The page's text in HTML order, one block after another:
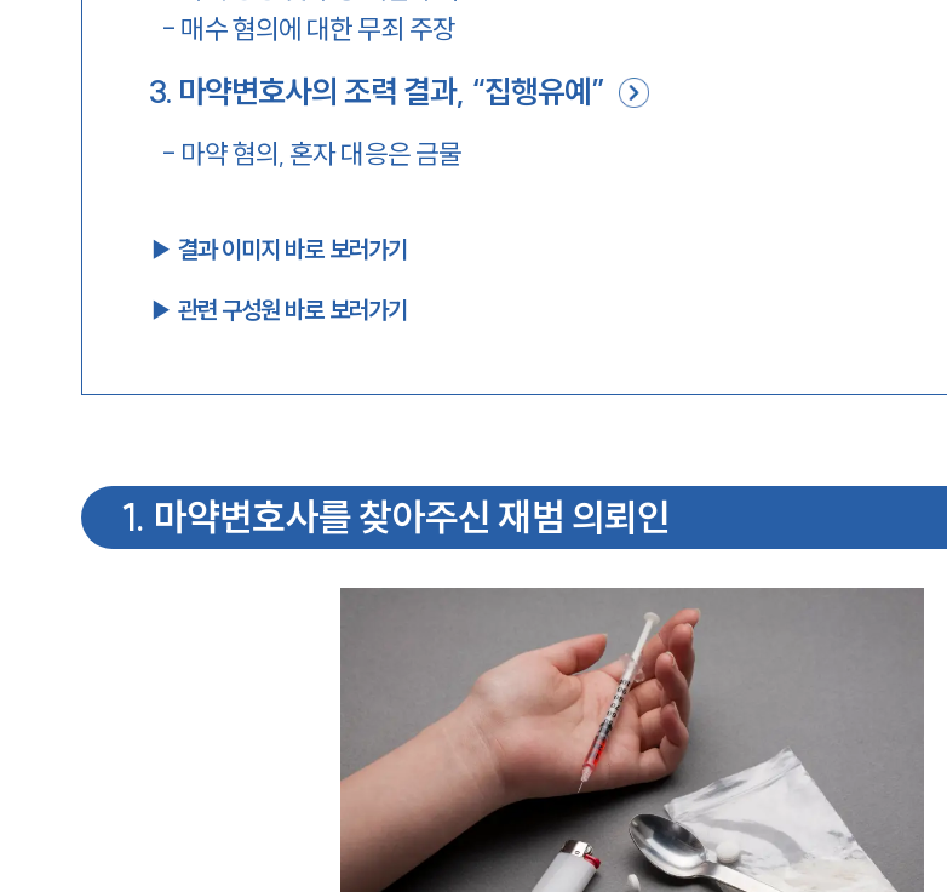
- 매수 혐의에 대한 무죄 주장
3. 마약변호사의 조력 결과, “집행유예”
- 마약 혐의, 혼자 대응은 금물
▶︎ 결과 이미지 바로 보러가기
▶︎ 관련 구성원 바로 보러가기
1. 마약변호사를 찾아주신 재범 의뢰인